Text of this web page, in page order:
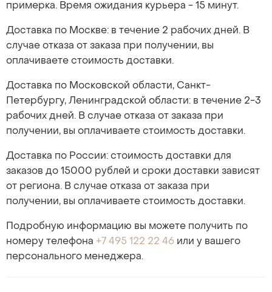
примерка. Время ожидания курьера - 15 минут.
Доставка по Москве: в течение 2 рабочих дней. В
случае отказа от заказа при получении, вы
оплачиваете стоимость доставки.
Доставка по Московской области, Санкт-
Петербургу, Ленинградской области: в течение 2-3
рабочих дней. В случае отказа от заказа при
получении, вы оплачиваете стоимость доставки.
Доставка по России: стоимость доставки для
заказов до 15000 рублей и сроки доставки зависят
от региона. В случае отказа от заказа при
получении, вы оплачиваете стоимость доставки.
Подробную информацию вы можете получить по
номеру телефона +7 495 122 22 46 или у вашего
персонального менеджера.